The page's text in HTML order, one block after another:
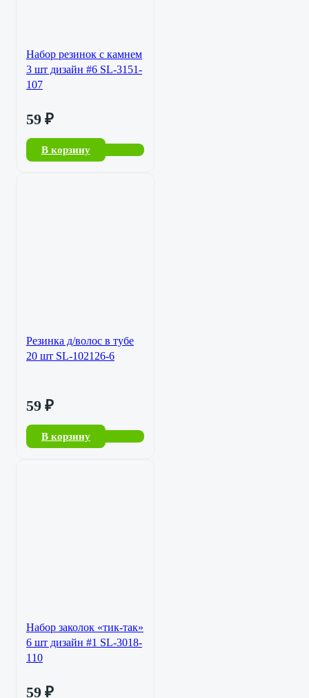
Набор резинок с камнем
3 шт дизайн #6 SL-3151-
107
59 ₽
В корзину
Резинка д/волос в тубе
20 шт SL-102126-6
59 ₽
В корзину
Набор заколок «тик-так»
6 шт дизайн #1 SL-3018-
110
59 ₽